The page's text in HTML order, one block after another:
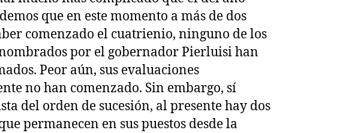
que en este momento a más de dos
comenzado el cuatrienio, ninguno de los
por el gobernador Pierluisi han
Peor aún, sus evaluaciones
no han comenzado. Sin embargo, sí
del orden de sucesión, al presente hay dos
permanecen en sus puestos desde la